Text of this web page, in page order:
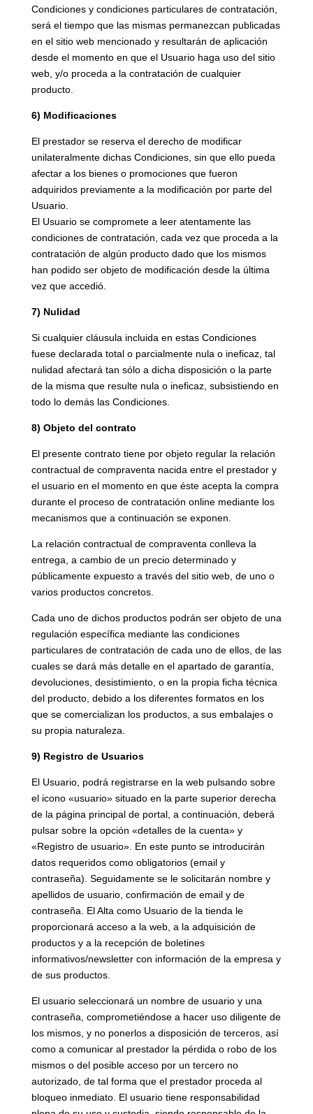
Condiciones y condiciones particulares de contratación,
será el tiempo que las mismas permanezcan publicadas
en el sitio web mencionado y resultarán de aplicación
desde el momento en que el Usuario haga uso del sitio
web, y/o proceda a la contratación de cualquier
producto.
6) Modificaciones
El prestador se reserva el derecho de modificar
unilateralmente dichas Condiciones, sin que ello pueda
afectar a los bienes o promociones que fueron
adquiridos previamente a la modificación por parte del
Usuario.
El Usuario se compromete a leer atentamente las
condiciones de contratación, cada vez que proceda a la
contratación de algún producto dado que los mismos
han podido ser objeto de modificación desde la última
vez que accedió.
7) Nulidad
Si cualquier cláusula incluida en estas Condiciones
fuese declarada total o parcialmente nula o ineficaz, tal
nulidad afectará tan sólo a dicha disposición o la parte
de la misma que resulte nula o ineficaz, subsistiendo en
todo lo demás las Condiciones.
8) Objeto del contrato
El presente contrato tiene por objeto regular la relación
contractual de compraventa nacida entre el prestador y
el usuario en el momento en que éste acepta la compra
durante el proceso de contratación online mediante los
mecanismos que a continuación se exponen.
La relación contractual de compraventa conlleva la
entrega, a cambio de un precio determinado y
públicamente expuesto a través del sitio web, de uno o
varios productos concretos.
Cada uno de dichos productos podrán ser objeto de una
regulación específica mediante las condiciones
particulares de contratación de cada uno de ellos, de las
cuales se dará más detalle en el apartado de garantía,
devoluciones, desistimiento, o en la propia ficha técnica
del producto, debido a los diferentes formatos en los
que se comercializan los productos, a sus embalajes o
su propia naturaleza.
9) Registro de Usuarios
El Usuario, podrá registrarse en la web pulsando sobre
el icono «usuario» situado en la parte superior derecha
de la página principal de portal, a continuación, deberá
pulsar sobre la opción «detalles de la cuenta» y
«Registro de usuario». En este punto se introducirán
datos requeridos como obligatorios (email y
contraseña). Seguidamente se le solicitarán nombre y
apellidos de usuario, confirmación de email y de
contraseña. El Alta como Usuario de la tienda le
proporcionará acceso a la web, a la adquisición de
productos y a la recepción de boletines
informativos/newsletter con información de la empresa y
de sus productos.
El usuario seleccionará un nombre de usuario y una
contraseña, comprometiéndose a hacer uso diligente de
los mismos, y no ponerlos a disposición de terceros, así
como a comunicar al prestador la pérdida o robo de los
mismos o del posible acceso por un tercero no
autorizado, de tal forma que el prestador proceda al
bloqueo inmediato. El usuario tiene responsabilidad